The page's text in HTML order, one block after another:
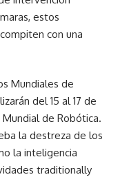
estos
con una
Mundiales de
del 15 al 17 de
de Robótica.
la destreza de los
la inteligencia
traditionally